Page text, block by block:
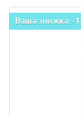
Ваша знижка: -